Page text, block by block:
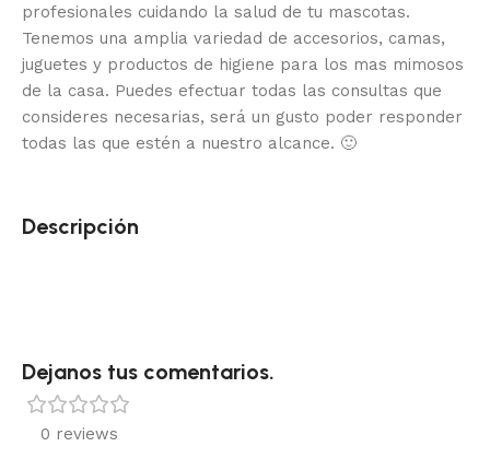
profesionales cuidando la salud de tu mascotas.
Tenemos una amplia variedad de accesorios, camas,
juguetes y productos de higiene para los mas mimosos
de la casa. Puedes efectuar todas las consultas que
consideres necesarias, será un gusto poder responder
todas las que estén a nuestro alcance. 🙂
Descripción
Dejanos tus comentarios.
0 reviews